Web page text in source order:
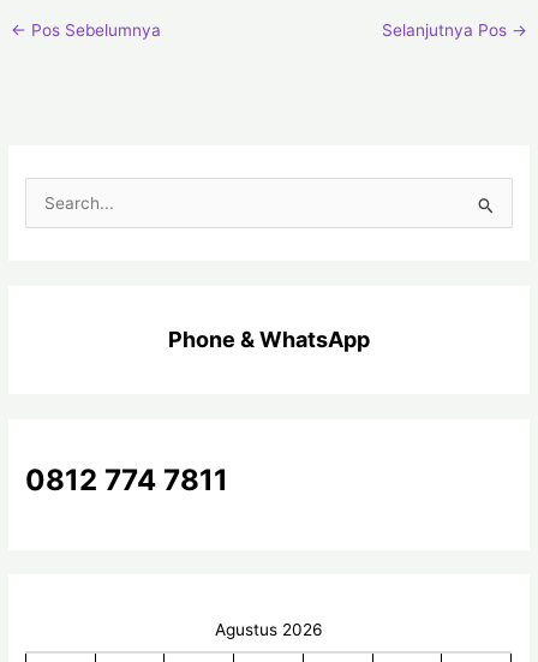
← Pos Sebelumnya Selanjutnya Pos →
k
Phone & WhatsApp
0812 774 7811
Agustus 2026